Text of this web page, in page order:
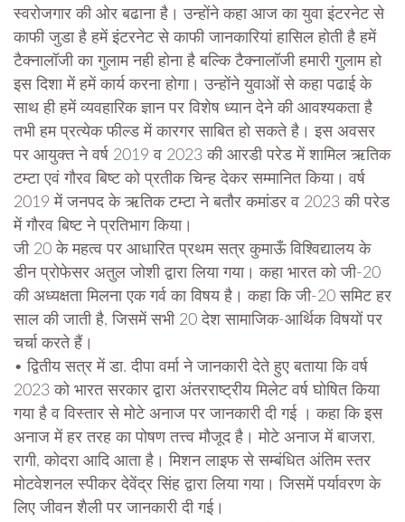
स्वरोजगार की ओर बढाना है। उन्होंने कहा आज का युवा इंटरनेट से
काफी जुडा है हमें इंटरनेट से काफी जानकारियां हासिल होती है हमें
टैक्नालॉजी का गुलाम नही होना है बल्कि टैक्नालॉजी हमारी गुलाम हो
इस दिशा में हमें कार्य करना होगा। उन्होंने युवाओं से कहा पढाई के
साथ ही हमें व्यवहारिक ज्ञान पर विशेष ध्यान देने की आवश्यकता है
तभी हम प्रत्येक फील्ड में कारगर साबित हो सकते है। इस अवसर
पर आयुक्त ने वर्ष 2019 व 2023 की आरडी परेड में शामिल ऋतिक
टम्टा एवं गौरव बिष्ट को प्रतीक चिन्ह देकर सम्मानित किया। वर्ष
2019 में जनपद के ऋतिक टम्टा ने बतौर कमांडर व 2023 की परेड
में गौरव बिष्ट ने प्रतिभाग किया।
जी 20 के महत्व पर आधारित प्रथम सत्र कुमाऊँ विश्विद्यालय के
डीन प्रोफेसर अतुल जोशी द्वारा लिया गया। कहा भारत को जी-20
की अध्यक्षता मिलना एक गर्व का विषय है। कहा कि जी-20 समिट हर
साल की जाती है, जिसमें सभी 20 देश सामाजिक-आर्थिक विषयों पर
चर्चा करते हैं।
• द्वितीय सत्र में डा. दीपा वर्मा ने जानकारी देते हुए बताया कि वर्ष
2023 को भारत सरकार द्वारा अंतरराष्ट्रीय मिलेट वर्ष घोषित किया
गया है व विस्तार से मोटे अनाज पर जानकारी दी गई । कहा कि इस
अनाज में हर तरह का पोषण तत्त्व मौजूद है। मोटे अनाज में बाजरा,
रागी, कोदरा आदि आता है। मिशन लाइफ से सम्बंधित अंतिम स्तर
मोटवेशनल स्पीकर देवेंद्र सिंह द्वारा लिया गया। जिसमें पर्यावरण के
लिए जीवन शैली पर जानकारी दी गई।